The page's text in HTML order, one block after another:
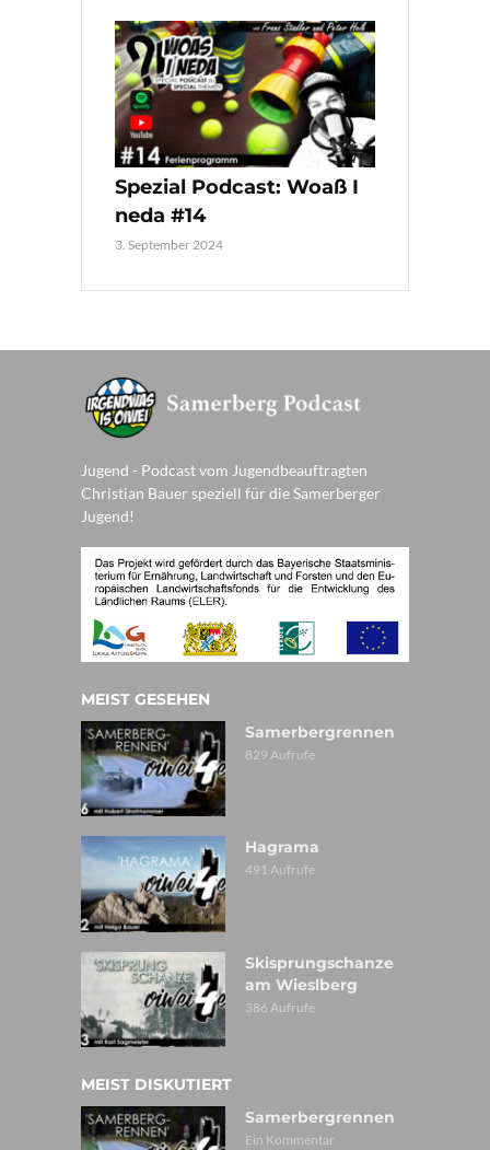
Spezial Podcast: Woaß I
neda #14
3. September 2024
Jugend - Podcast vom Jugendbeauftragten
Christian Bauer speziell für die Samerberger
Jugend!
MEIST GESEHEN
Samerbergrennen
829 Aufrufe
Hagrama
491 Aufrufe
Skisprungschanze
am Wieslberg
386 Aufrufe
MEIST DISKUTIERT
Samerbergrennen
Ein Kommentar